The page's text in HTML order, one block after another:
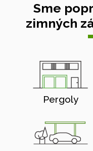
Sme
zimných
Pergoly